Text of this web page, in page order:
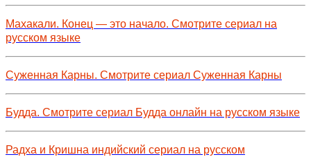
Махакали. Конец — это начало. Смотрите сериал на
русском языке
Суженная Карны. Смотрите сериал Суженная Карны
Будда. Смотрите сериал Будда онлайн на русском языке
Радха и Кришна индийский сериал на русском